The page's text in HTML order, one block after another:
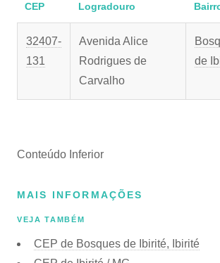
CEP Logradouro
32407-
131
Avenida Alice
Rodrigues de
Carvalho
de
Conteúdo Inferior
MAIS INFORMAÇÕES
VEJA TAMBÉM
CEP de Bosques de Ibirité, Ibirité